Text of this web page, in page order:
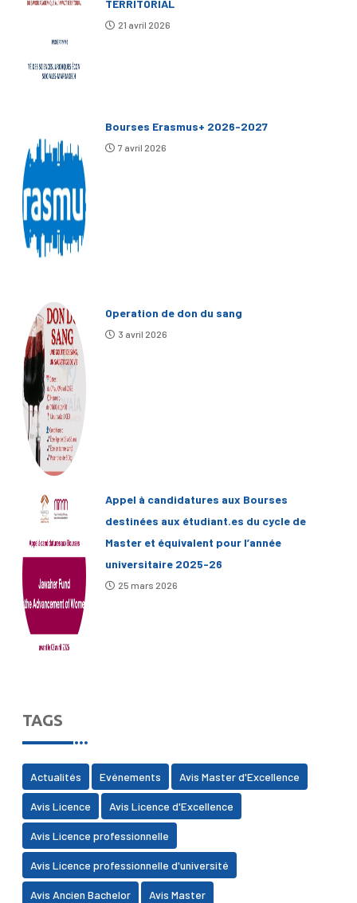
TERRITORIAL
21 avril 2026
Bourses Erasmus+ 2026-2027
7 avril 2026
Operation de don du sang
3 avril 2026
Appel à candidatures aux Bourses
destinées aux étudiant.es du cycle de
Master et équivalent pour l’année
universitaire 2025-26
25 mars 2026
TAGS
Actualités Evénements Avis Master d'Excellence
Avis Licence Avis Licence d'Excellence
Avis Licence professionnelle
Avis Licence professionnelle d'université
Avis Ancien Bachelor Avis Master